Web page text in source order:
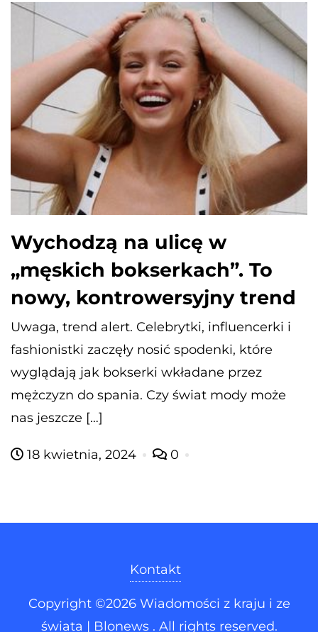
Wychodzą na ulicę w
„męskich bokserkach”. To
nowy, kontrowersyjny trend
Uwaga, trend alert. Celebrytki, influencerki i
fashionistki zaczęły nosić spodenki, które
wyglądają jak bokserki wkładane przez
mężczyzn do spania. Czy świat mody może
nas jeszcze […]
18 kwietnia, 2024 0
Kontakt
Copyright ©2026 Wiadomości z kraju i ze
świata | Blonews . All rights reserved.